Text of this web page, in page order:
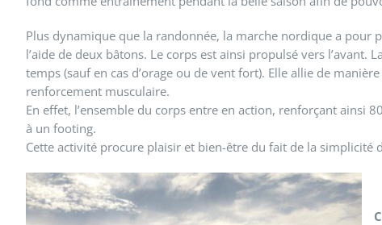
Plus dynamique que la randonnée, la marche nordique a pour
l’aide de deux bâtons. Le corps est ainsi propulsé vers
temps (sauf en cas d’orage ou de vent fort). Elle allie de
renforcement musculaire.
En effet, l’ensemble du corps entre en action, renforçant ainsi
à un footing.
Cette activité procure plaisir et bien-être du fait de la simplicité